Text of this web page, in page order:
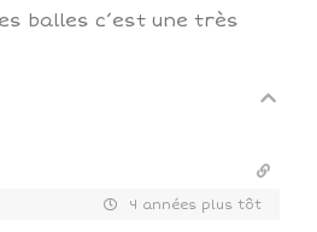
balles c’est une très
4 années plus tôt